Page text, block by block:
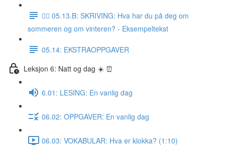
✍🏼 05.13.B: SKRIVING: Hva har du på deg om
sommeren og om vinteren? - Eksempeltekst
05.14: EKSTRAOPPGAVER
Leksjon 6: Natt og dag ☀️ ⏰
6.01: LESING: En vanlig dag
06.02: OPPGAVER: En vanlig dag
06.03: VOKABULAR: Hva er klokka? (1:10)